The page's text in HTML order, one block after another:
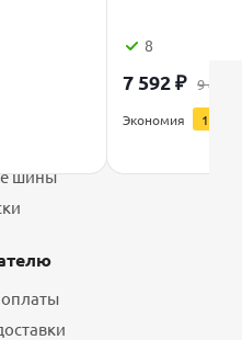
8
7 592₽ 9 490
Экономия 1 898
шины